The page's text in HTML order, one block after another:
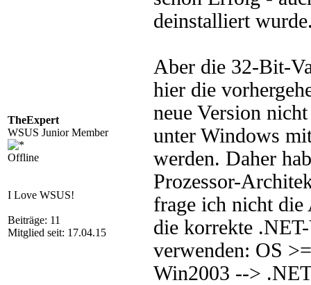
TheExpert
WSUS Junior Member
Offline
I Love WSUS!
Beiträge: 11
Mitglied seit: 17.04.15
deinstalliert
Aber die 32-Bit-
hier die
neue Version
unter Windows
werden. Daher
Prozessor-
frage ich nicht die
die korrekte
verwenden: OS
Win2003 -->